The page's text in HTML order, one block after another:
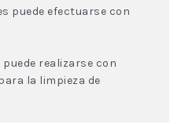
puede efectuarse con
realizarse con
la limpieza de